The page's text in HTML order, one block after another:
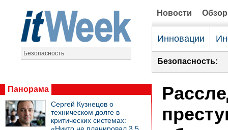
Безопасность
Новости
Инновации
Безопасность:
Панорама
Сергей Кузнецов о
техническом долге в
критических системах: